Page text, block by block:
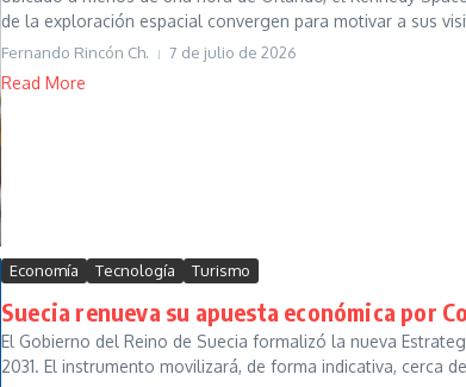
de la exploración espacial convergen para motivar a sus
Fernando Rincón Ch. 7 de julio de 2026
Read More
Economía Tecnología Turismo
Suecia renueva su apuesta económica por
El Gobierno del Reino de Suecia formalizó la nueva
2031. El instrumento movilizará, de forma indicativa, cerca